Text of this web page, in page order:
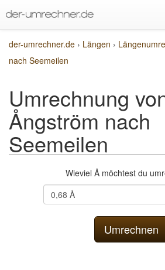
der-umrechner.de › Längen ›
nach Seemeilen
Umrechnung
Ångström nach
Seemeilen
Wieviel Å möchtest du